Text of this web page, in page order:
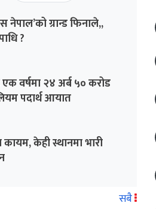
ग्रान्ड फिनाले,,
?
एक वर्षमा २४ अर्ब ५० करोड
पदार्थ आयात
केही स्थानमा भारी
सबै